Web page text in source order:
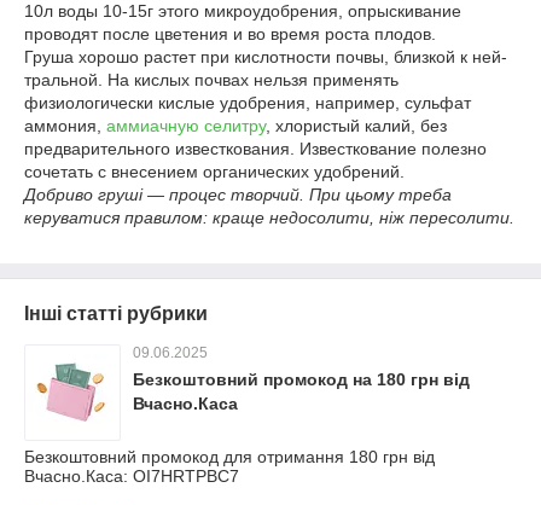
10л воды 10-15г этого микроудобрения, опрыскивание
проводят после цветения и во время роста плодов.
Груша хорошо растет при кис­лотности почвы, близкой к ней­
тральной. На кислых почвах нельзя применять
физиологически кислые удобрения, например, сульфат
аммония, аммиачную селитру, хлористый калий, без
предварительного извес­ткования. Известкование полезно
сочетать с внесением органических удобрений.
Добриво груші — процес творчий. При цьому треба
керуватися правилом: краще недосолити, ніж пересолити.
Інші статті рубрики
09.06.2025
Безкоштовний промокод на 180 грн від
Вчасно.Каса
Безкоштовний промокод для отримання 180 грн від
Вчасно.Каса: OI7HRTPBC7